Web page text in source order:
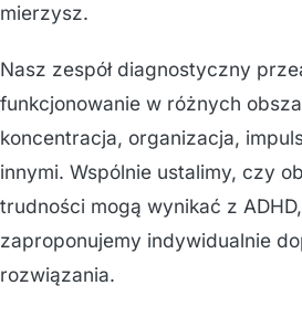
mierzysz.
Nasz zespół diagnostyczny
funkcjonowanie w różnych
koncentracja, organizacja,
innymi. Wspólnie ustalimy, czy
trudności mogą wynikać z
zaproponujemy indywidualnie
rozwiązania.